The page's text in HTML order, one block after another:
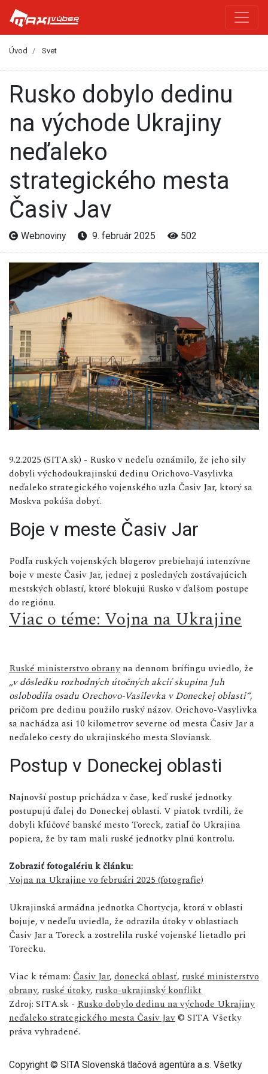
Úvod Svet
Rusko dobylo dedinu
na východe Ukrajiny
neďaleko
strategického mesta
Časiv Jav
Webnoviny 9. február 2025 502
9.2.2025 (SITA.sk) - Rusko v nedeľu oznámilo, že jeho sily
dobyli východoukrajinskú dedinu Orichovo-Vasylivka
neďaleko strategického vojenského uzla Časiv Jar, ktorý sa
Moskva pokúša dobyť.
Boje v meste Časiv Jar
Podľa ruských vojenských blogerov prebiehajú intenzívne
boje v meste Časiv Jar, jednej z posledných zostávajúcich
mestských oblastí, ktoré blokujú Rusko v ďalšom postupe
do regiónu.
Viac o téme: Vojna na Ukrajine
Ruské ministerstvo obrany na dennom brífingu uviedlo, že
„v dôsledku rozhodných útočných akcií skupina Juh
oslobodila osadu Orechovo-Vasilevka v Doneckej oblasti“,
pričom pre dedinu použilo ruský názov. Orichovo-Vasylivka
sa nachádza asi 10 kilometrov severne od mesta Časiv Jar a
neďaleko cesty do ukrajinského mesta Sloviansk.
Postup v Doneckej oblasti
Najnovší postup prichádza v čase, keď ruské jednotky
postupujú ďalej do Doneckej oblasti. V piatok tvrdili, že
dobyli kľúčové banské mesto Toreck, zatiaľ čo Ukrajina
popiera, že by tam mali ruské jednotky plnú kontrolu.
Zobraziť fotogalériu k článku:
Vojna na Ukrajine vo februári 2025 (fotografie)
Ukrajinská armádna jednotka Chortycja, ktorá v oblasti
bojuje, v nedeľu uviedla, že odrazila útoky v oblastiach
Časiv Jar a Toreck a zostrelila ruské vojenské lietadlo pri
Torecku.
Viac k témam: Časiv Jar, donecká oblasť, ruské ministerstvo
obrany, ruské útoky, rusko-ukrajinský konflikt
Zdroj: SITA.sk - Rusko dobylo dedinu na východe Ukrajiny
neďaleko strategického mesta Časiv Jav© SITA Všetky
práva vyhradené.
Copyright © SITA Slovenská tlačová agentúra a.s. Všetky